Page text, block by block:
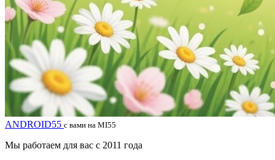
ANDROID55 с вами на MI55
Мы работаем для вас с 2011 года